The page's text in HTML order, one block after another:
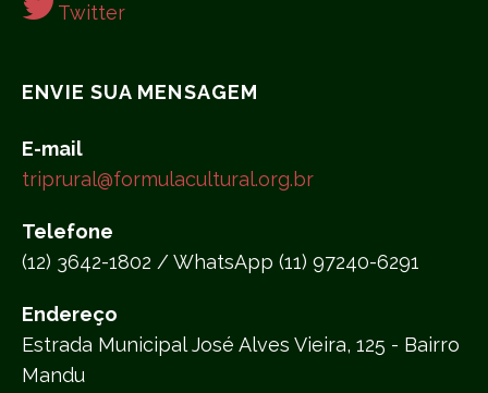
Twitter
ENVIE SUA MENSAGEM
E-mail
triprural@formulacultural.org.br
Telefone
(12) 3642-1802 / WhatsApp (11) 97240-6291
Endereço
Estrada Municipal José Alves Vieira, 125 - Bairro
Mandu